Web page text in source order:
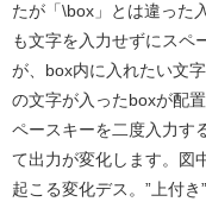
たが「\box」とは違った
も文字を入力せずにスペ
が、box内に入れたい文
の文字が入ったboxが配
ペースキーを二度入力す
て出力が変化します。図
起こる変化デス。”上付